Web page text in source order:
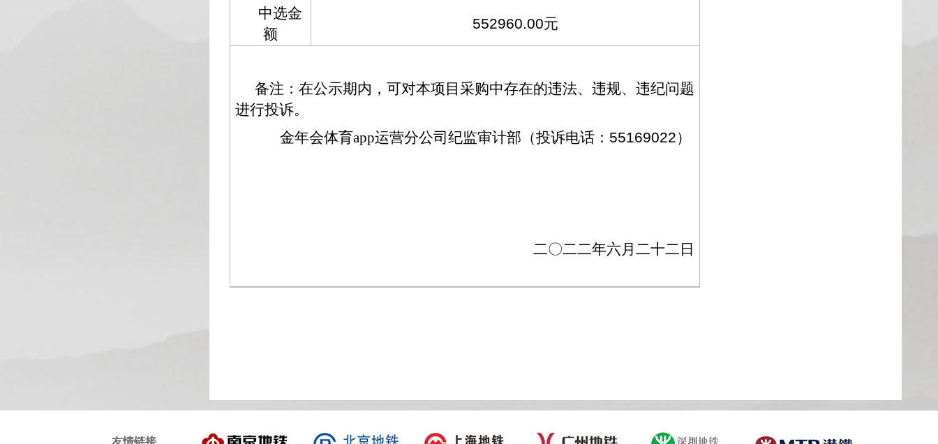
中选金
额
552960.00元
备注：在公示期内，可对本项目采购中存在的违法、违规、违纪问题
进行投诉。
金年会体育app运营分公司纪监审计部（投诉电话： 55169022）
二〇二二年六月二十二日
友情链接